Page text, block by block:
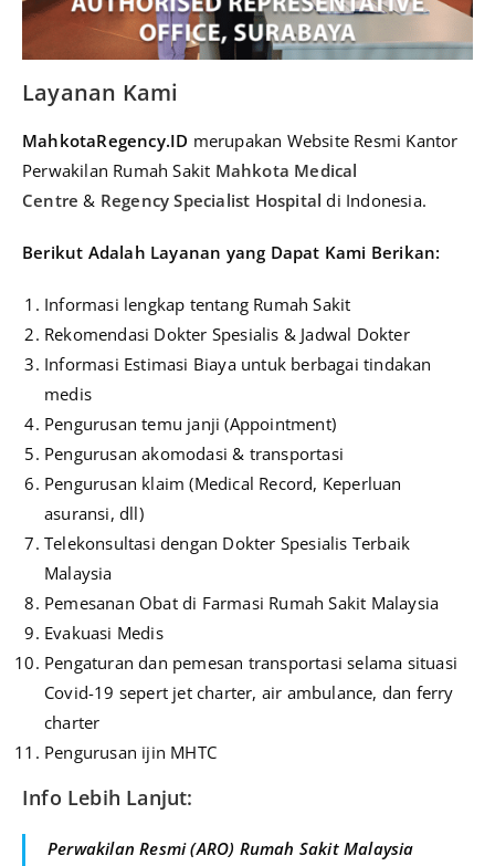
Layanan Kami
MahkotaRegency.ID merupakan Website Resmi Kantor
Perwakilan Rumah Sakit Mahkota Medical
Centre & Regency Specialist Hospital di Indonesia.
Berikut Adalah Layanan yang Dapat Kami Berikan:
Informasi lengkap tentang Rumah Sakit
Rekomendasi Dokter Spesialis & Jadwal Dokter
Informasi Estimasi Biaya untuk berbagai tindakan
medis
Pengurusan temu janji (Appointment)
Pengurusan akomodasi & transportasi
Pengurusan klaim (Medical Record, Keperluan
asuransi, dll)
Telekonsultasi dengan Dokter Spesialis Terbaik
Malaysia
Pemesanan Obat di Farmasi Rumah Sakit Malaysia
Evakuasi Medis
Pengaturan dan pemesan transportasi selama situasi
Covid-19 sepert jet charter, air ambulance, dan ferry
charter
Pengurusan ijin MHTC
Info Lebih Lanjut:
Perwakilan Resmi (ARO) Rumah Sakit Malaysia